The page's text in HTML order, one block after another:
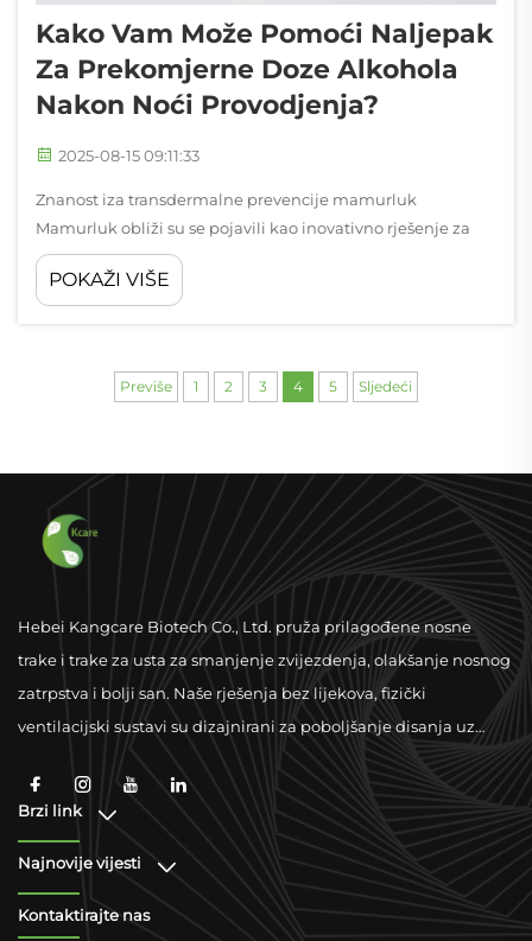
Kako Vam Može Pomoći Naljepak
Za Prekomjerne Doze Alkohola
Nakon Noći Provodjenja?
2025-08-15 09:11:33
Znanost iza transdermalne prevencije mamurluk
Mamurluk obliži su se pojavili kao inovativno rješenje za
one koji žele smanjiti neprijatne posljedice konzumacije
alkohola. Ovi diskretni lepilni flasteri pružaju pažljivu
POKAŽI VIŠE
Previše 1 2 3 4 5 Sljedeći
Hebei Kangcare Biotech Co., Ltd. pruža prilagođene nosne
trake i trake za usta za smanjenje zvijezdenja, olakšanje nosnog
zatrpstva i bolji san. Naše rješenja bez lijekova, fizički
ventilacijski sustavi su dizajnirani za poboljšanje disanja uz
Brzi link
Najnovije vijesti
Kontaktirajte nas